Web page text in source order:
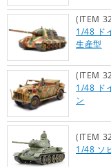
(ITEM
1/48 ド
生産型
(ITEM
1/48 ド
ン
(ITEM
1/48 ソ